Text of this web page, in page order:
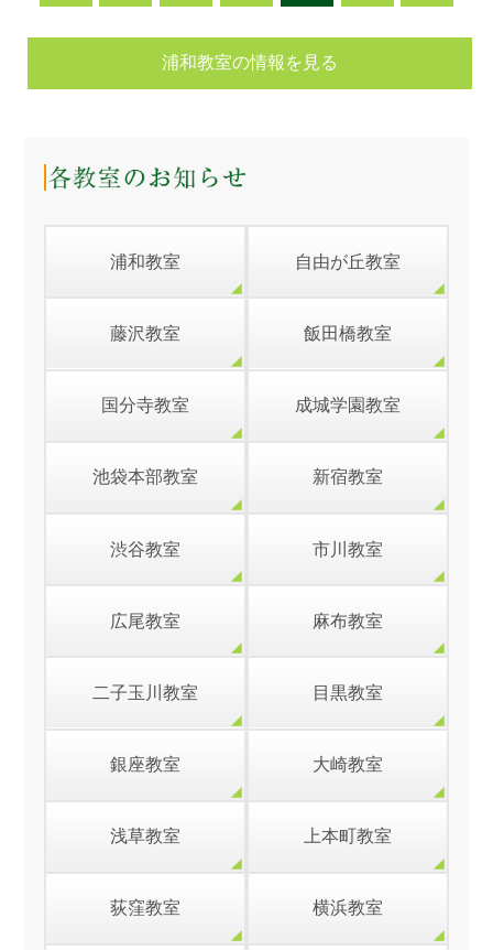
浦和教室の情報を見る
浦和教室 自由が丘教室
藤沢教室 飯田橋教室
国分寺教室 成城学園教室
池袋本部教室 新宿教室
渋谷教室 市川教室
広尾教室 麻布教室
二子玉川教室 目黒教室
銀座教室 大崎教室
浅草教室 上本町教室
荻窪教室 横浜教室